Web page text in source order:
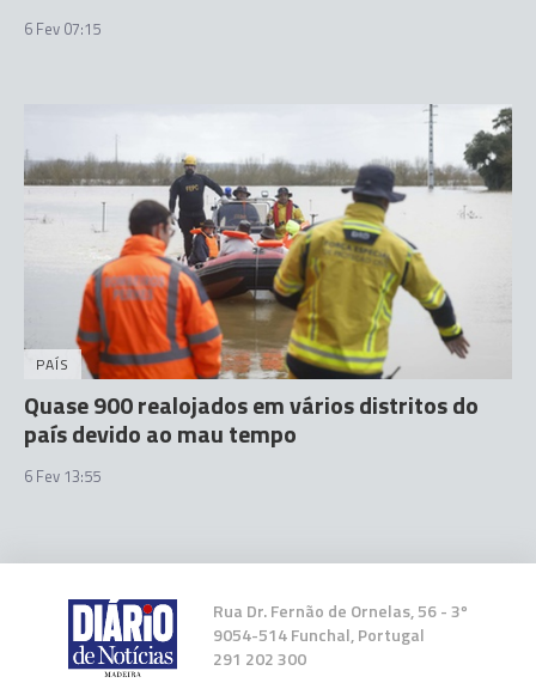
6 Fev 07:15
PAÍS
Quase 900 realojados em vários distritos do
país devido ao mau tempo
6 Fev 13:55
Rua Dr. Fernão de Ornelas, 56 - 3º
9054-514 Funchal, Portugal
291 202 300